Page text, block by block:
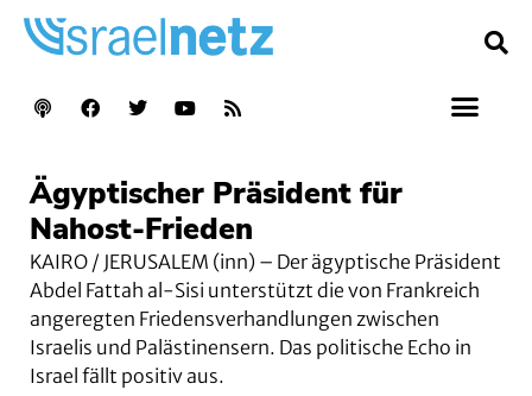
Ägyptischer Präsident für
Nahost-Frieden
KAIRO / JERUSALEM (inn) – Der ägyptische Präsident
Abdel Fattah al-Sisi unterstützt die von Frankreich
angeregten Friedensverhandlungen zwischen
Israelis und Palästinensern. Das politische Echo in
Israel fällt positiv aus.